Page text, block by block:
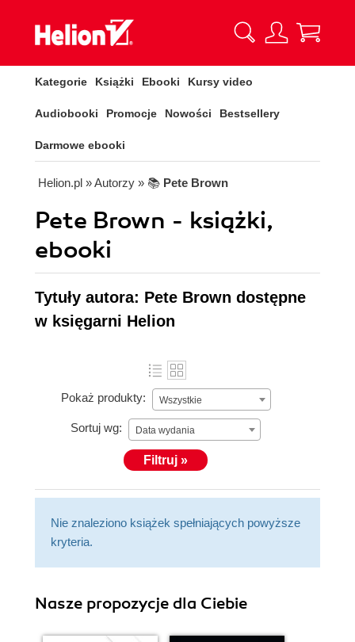
Kategorie Książki Ebooki Kursy video
Audiobooki Promocje Nowości Bestsellery
Darmowe ebooki
Helion.pl » Autorzy » 📚 Pete Brown
Pete Brown - książki,
ebooki
Tytuły autora: Pete Brown dostępne
w księgarni Helion
Pokaż produkty: Wszystkie
Sortuj wg: Data wydania
Filtruj »
Nie znaleziono książek spełniających powyższe
kryteria.
Nasze propozycje dla Ciebie